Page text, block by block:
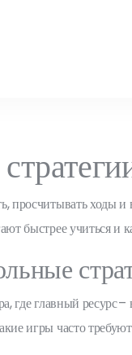
просчитывать ходы
быстрее учиться и
где главный
игры часто